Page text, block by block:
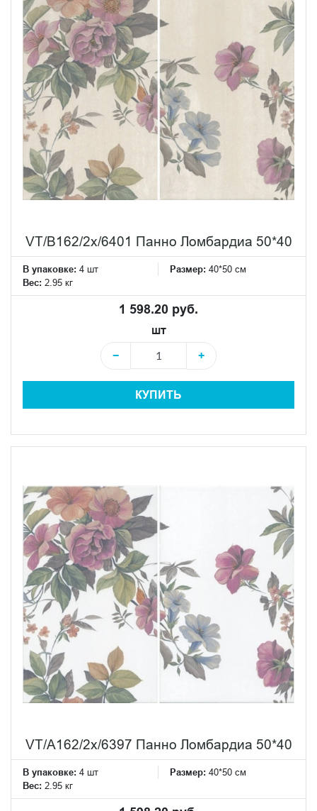
VT/B162/2x/6401 Панно Ломбардиа 50*40
В упаковке: 4 шт Размер: 40*50 см
Вес: 2.95 кг
1 598.20 руб.
шт
−
+
КУПИТЬ
VT/A162/2x/6397 Панно Ломбардиа 50*40
В упаковке: 4 шт Размер: 40*50 см
Вес: 2.95 кг